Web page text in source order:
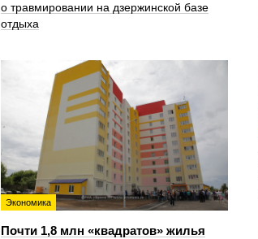
о травмировании на дзержинской базе
отдыха
Экономика
Почти 1,8 млн «квадратов» жилья